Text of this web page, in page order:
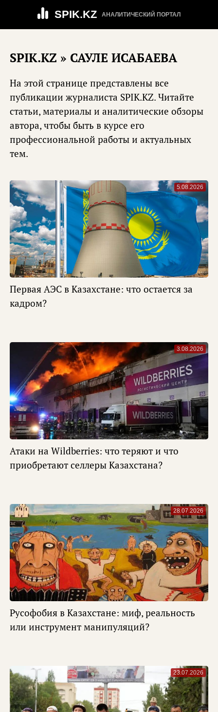
SPIK.KZ АНАЛИТИЧЕСКИЙ ПОРТАЛ
SPIK.KZ » САУЛЕ ИСАБАЕВА
На этой странице представлены все
публикации журналиста SPIK.KZ. Читайте
статьи, материалы и аналитические обзоры
автора, чтобы быть в курсе его
профессиональной работы и актуальных
тем.
Первая АЭС в Казахстане: что остается за
кадром?
5.08.2026
Атаки на Wildberries: что теряют и что
приобретают селлеры Казахстана?
3.08.2026
Русофобия в Казахстане: миф, реальность
или инструмент манипуляций?
28.07.2026
23.07.2026